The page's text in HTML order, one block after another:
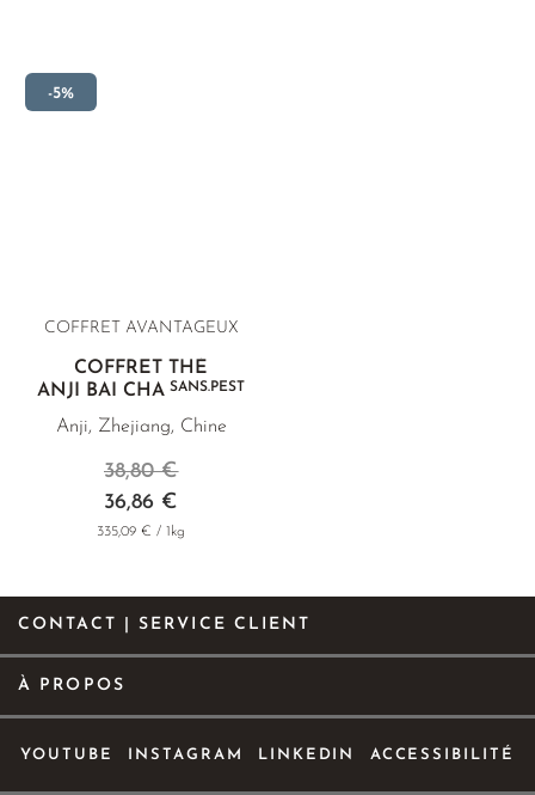
-5%
COFFRET AVANTAGEUX
COFFRET THÉ
ANJI BAI CHASANS.PEST
Anji, Zhejiang, Chine
36,86 €
38,80 €
335,09 € / 1kg
CONTACT | SERVICE CLIENT
À PROPOS
YOUTUBE INSTAGRAM LINKEDIN ACCESSIBILITÉ